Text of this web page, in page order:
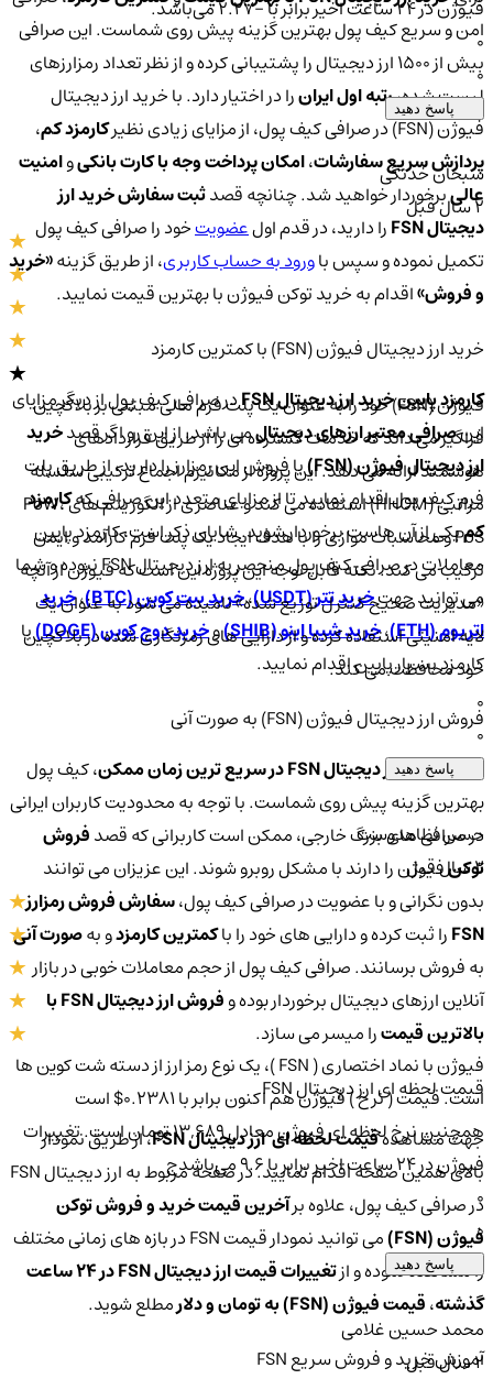
امن و سریع کیف پول بهترین گزینه پیش روی شماست. این صرافی
بیش از 1500 ارز دیجیتال را پشتیبانی کرده و از نظر تعداد رمزارزهای
لیست شده،رتبه اول ایرانرا در اختیار دارد. با خرید ارز دیجیتال
فیوژن (FSN) در صرافی کیف پول، از مزایای زیادی نظیر
کارمزد کم،
پردازش سریع سفارشات،امکان پرداخت وجه با کارت بانکیوامنیت
عالیبرخوردار خواهید شد. چنانچه قصدثبت سفارش خرید ارز
دیجیتال FSN
را دارید، در قدم اولعضویتخود را صرافی کیف پول
تکمیل نموده و سپس باورود به حساب کاربری، از طریق گزینه«خرید
و فروش»اقدام به خرید توکن فیوژن با بهترین قیمت نمایید.
خرید ارز دیجیتال فیوژن (FSN) با کمترین کارمزد
کارمزد پایین خرید ارز دیجیتال FSN
در صرافی کیف پول از دیگر مزایای
اینصرافی معتبر ارزهای دیجیتالمی باشد. از این رو اگر قصدخرید
ارز دیجیتال فیوژن (FSN)
یا فروش این رمزارز را دارید، از طریق پلت
فرم کیف پول اقدام نمایید تا از مزایای متعدد این صرافی کهکارمزد
کمیکی از آن هاست برخوردار شوید. شایان ذکر است، کارمزد پایین
معاملات در صرافی کیف پول منحصر به ارز دیجیتال FSN نبوده و شما
می توانید جهتخرید تتر (USDT) ،خرید بیت کوین (BTC) ،خرید
اتریوم (ETH)
،خرید شیبا اینو (SHIB) وخرید دوج کوین (DOGE)
با
کارمزد بسیار پایین اقدام نمایید.
فروش ارز دیجیتال فیوژن (FSN) به صورت آنی
برای
فروش ارز دیجیتال FSN در سریع ترین زمان ممکن
، کیف پول
بهترین گزینه پیش روی شماست. با توجه به محدودیت کاربران ایرانی
در صرافی های بزرگ خارجی، ممکن است کاربرانی که قصدفروش
توکنفیوژن را دارند با مشکل روبرو شوند. این عزیزان می توانند
بدون نگرانی و با عضویت در صرافی کیف پول،سفارش فروش رمزارز
FSNرا ثبت کرده و دارایی های خود را باکمترین کارمزدو بهصورت آنی
به فروش برسانند. صرافی کیف پول از حجم معاملات خوبی در بازار
آنلاین ارزهای دیجیتال برخوردار بوده و
فروش ارز دیجیتال FSN با
بالاترین قیمترا میسر می سازد.
قیمت لحظه ای ارز دیجیتال FSN
جهت مشاهدهقیمت لحظه ای ارز دیجیتال FSN
، از طریق نمودار
بالای همین صفحه اقدام نمایید. در صفحه مربوط به ارز دیجیتال FSN
در صرافی کیف پول، علاوه برآخرین قیمت خرید و فروش توکن
فیوژن (FSN)
می توانید نمودار قیمت FSN در بازه های زمانی مختلف
را مشاهده نموده و از
تغییرات قیمت ارز دیجیتال FSN در 24 ساعت
گذشته،قیمت فیوژن (FSN) به تومان و دلار
مطلع شوید.
آموزش خرید و فروش سریع FSN
فیوژن در ۲۴ ساعت اخیر برابر با -2.27 می‌باشد.
پاسخ دهید
سبحان خدنگی
فیوژن (FSN) خود را به عنوان یک پلت فرم مالی مبتنی بر بلاکچین
فراگیر می داند که خدمات گسترده ای را از طریق قراردادهای
هوشمند ارائه می دهد. این پروژه از مکانیزم اجماع ترکیبی سلسله
مراتبی (HHCM) استفاده می کند و عناصری از الگوریتم های PoW،
PoS و محاسبات موازی را با هدف ایجاد یک پلت فرم کارآمد و ایمن
ترکیب می کند. نکته قابل توجه این پروژه این است که فیوژن از آنچه
«مدیریت صحیح کنترل توزیع شده» نامیده می شود به عنوان یک
لایه امنیتی استفاده کرده و از دارایی های رمزنگاری شده در بلاکچین
خود محافظت می کند.
پاسخ دهید
حسن نظامدوست
2 سال قبل
فیوژن با نماد اختصاری ( FSN )، یک نوع رمز ارز از دسته شت کوین ها
است. قیمت ( نرخ ) فیوژن هم اکنون برابر با 0.2381$ است
همچنین نرخ لحظه ای فیوژن معادل 13,689 تومان است. تغییرات
فیوژن در ۲۴ ساعت اخیر برابر با 9.6 می‌باشدج
پاسخ دهید
محمد حسین غلامی
2 سال قبل